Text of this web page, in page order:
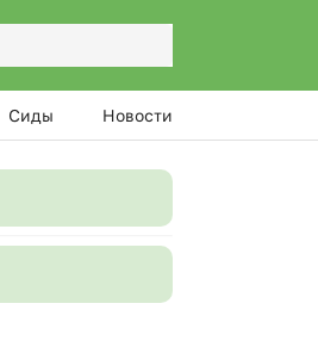
Сиды Новости